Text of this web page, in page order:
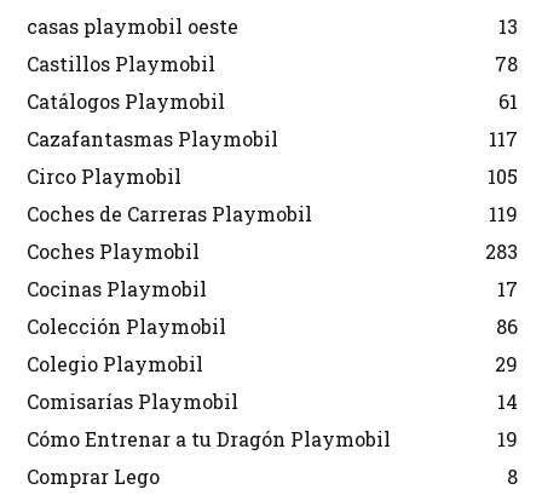
casas playmobil oeste
13
Castillos Playmobil
78
Catálogos Playmobil
61
Cazafantasmas Playmobil
117
Circo Playmobil
105
Coches de Carreras Playmobil
119
Coches Playmobil
283
Cocinas Playmobil
17
Colección Playmobil
86
Colegio Playmobil
29
Comisarías Playmobil
14
Cómo Entrenar a tu Dragón Playmobil
19
Comprar Lego
8